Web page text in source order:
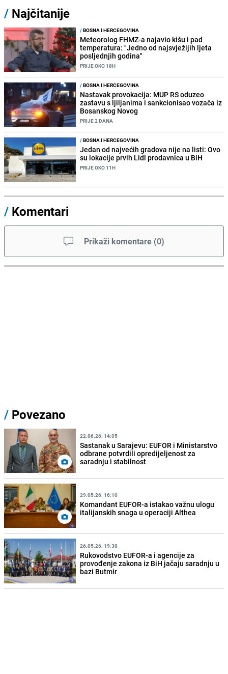
/ Najčitanije
/BOSNA I HERCEGOVINA
Meteorolog FHMZ-a najavio kišu i pad
temperatura: "Jedno od najsvježijih ljeta
posljednjih godina"
PRIJE OKO 18H
/BOSNA I HERCEGOVINA
Nastavak provokacija: MUP RS oduzeo
zastavu s ljiljanima i sankcionisao vozača iz
Bosanskog Novog
PRIJE 2 DANA
/BOSNA I HERCEGOVINA
Jedan od najvećih gradova nije na listi: Ovo
su lokacije prvih Lidl prodavnica u BiH
PRIJE OKO 11H
/ Komentari
Prikaži komentare (0)
/ Povezano
22.06.26. 14:05
Sastanak u Sarajevu: EUFOR i Ministarstvo
odbrane potvrdili opredijeljenost za
saradnju i stabilnost
29.05.26. 16:10
Komandant EUFOR-a istakao važnu ulogu
italijanskih snaga u operaciji Althea
26.05.26. 19:30
Rukovodstvo EUFOR-a i agencije za
provođenje zakona iz BiH jačaju saradnju u
bazi Butmir